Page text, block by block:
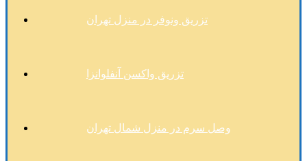
تزریق ونوفر در منزل تهران
تزریق واکسن آنفلوانزا
وصل سرم در منزل شمال تهران